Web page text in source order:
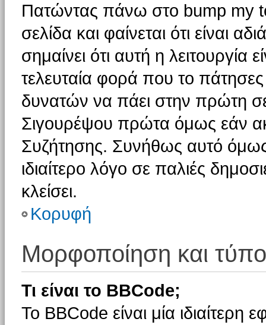
Πατώντας πάνω στο bump my
σελίδα και φαίνεται ότι είναι
σημαίνει ότι αυτή η λειτουργία
τελευταία φορά που το πάτησες
δυνατών να πάει στην πρώτη
Σιγουρέψου πρώτα όμως εάν
Συζήτησης. Συνήθως αυτό όμως
ιδιαίτερο λόγο σε παλιές
κλείσει.
Κορυφή
Μορφοποίηση και
Τι είναι το BBCode;
Το BBCode είναι μία